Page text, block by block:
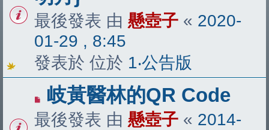
最後發表 由 懸壺子 « 2020-
01-29 , 8:45
發表於 位於 1‧公告版
岐黃醫林的QR Code
最後發表 由 懸壺子 « 2014-